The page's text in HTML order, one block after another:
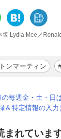
版 Lydia Mee／
ンマーティン
の毎週金・土・日
＆特定情報の入力
まれていま